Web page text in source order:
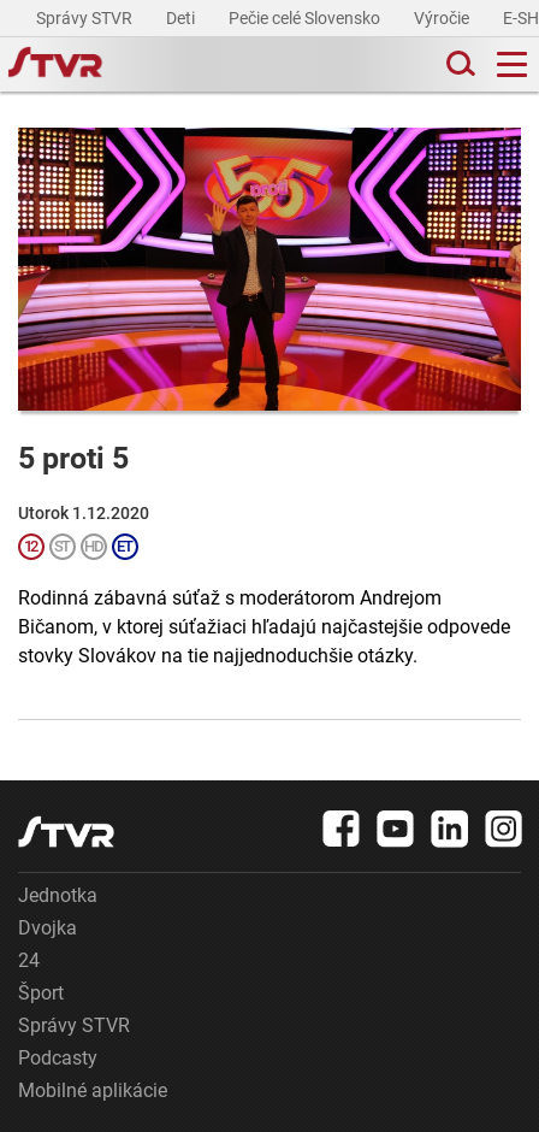
Správy STVR Deti Pečie celé Slovensko Výročie E-
5 proti 5
Utorok 1.12.2020
Rodinná zábavná súťaž s moderátorom Andrejom
Bičanom, v ktorej súťažiaci hľadajú najčastejšie odpovede
stovky Slovákov na tie najjednoduchšie otázky.
Jednotka
Dvojka
24
Šport
Správy STVR
Podcasty
Mobilné aplikácie